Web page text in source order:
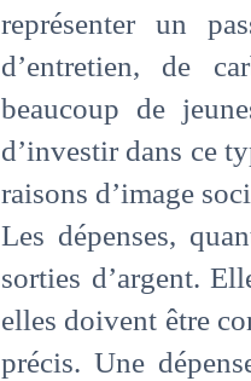
représenter un
d’entretien, de
beaucoup de
d’investir dans ce
raisons d’image
Les dépenses,
sorties d’argent.
elles doivent être
précis. Une